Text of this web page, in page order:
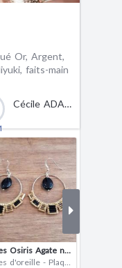
Or, Argent,
faits-main
Cécile ADAM
Boucles Osiris Agate noire
Boucles d'oreille - Plaqué or